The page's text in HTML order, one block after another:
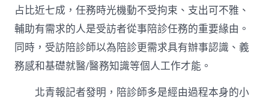
占比近七成，任務時光機動不受拘束、支出可不雅、
輔助有需求的人是受訪者從事陪診任務的重要緣由。
同時，受訪陪診師以為陪診更需求具有辦事認識、義
務感和基礎就醫/醫務知識等個人工作才能。
北青報記者發明，陪診師多是經由過程本身的小